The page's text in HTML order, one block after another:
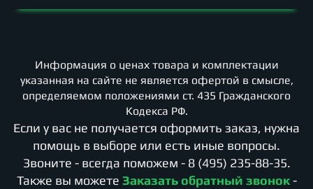
Информация о ценах товара и комплектации
указанная на сайте не является офертой в смысле,
определяемом положениями ст. 435 Гражданского
Кодекса РФ.
Если у вас не получается оформить заказ, нужна
помощь в выборе или есть иные вопросы.
Звоните - всегда поможем - 8 (495) 235-88-35.
Также вы можете Заказать обратный звонок -